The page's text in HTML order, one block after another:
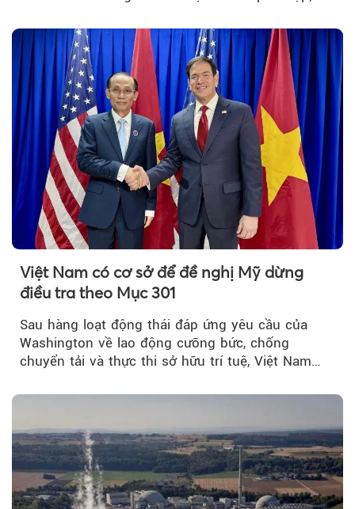
với Bộ Công an… là những chính sách mới có
hiệu lực từ tháng 8/2026.
Việt Nam có cơ sở để đề nghị Mỹ dừng
điều tra theo Mục 301
Sau hàng loạt động thái đáp ứng yêu cầu của
Washington về lao động cưỡng bức, chống
chuyển tải và thực thi sở hữu trí tuệ, Việt Nam